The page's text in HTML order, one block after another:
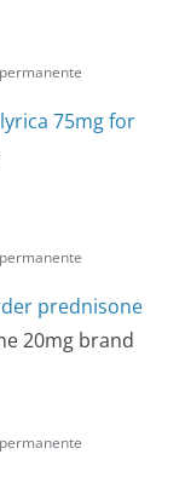
lyrica 75mg for
prednisone
20mg brand